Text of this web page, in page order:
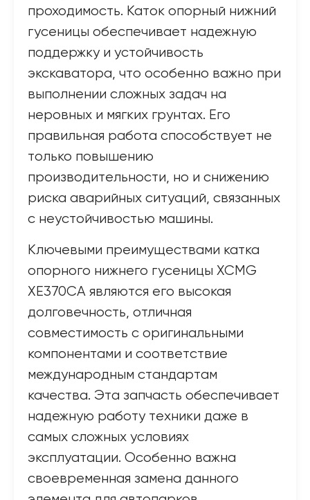
проходимость. Каток опорный нижний
гусеницы обеспечивает надежную
поддержку и устойчивость
экскаватора, что особенно важно при
выполнении сложных задач на
неровных и мягких грунтах. Его
правильная работа способствует не
только повышению
производительности, но и снижению
риска аварийных ситуаций, связанных
с неустойчивостью машины.
Ключевыми преимуществами катка
опорного нижнего гусеницы XCMG
XE370CA являются его высокая
долговечность, отличная
совместимость с оригинальными
компонентами и соответствие
международным стандартам
качества. Эта запчасть обеспечивает
надежную работу техники даже в
самых сложных условиях
эксплуатации. Особенно важна
своевременная замена данного